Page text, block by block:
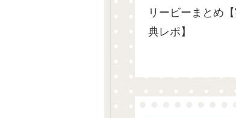
リービーまとめ
典レポ】